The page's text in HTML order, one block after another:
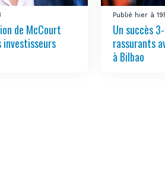
de McCourt
Publié hier à
Un succès
rassurants
à Bilbao